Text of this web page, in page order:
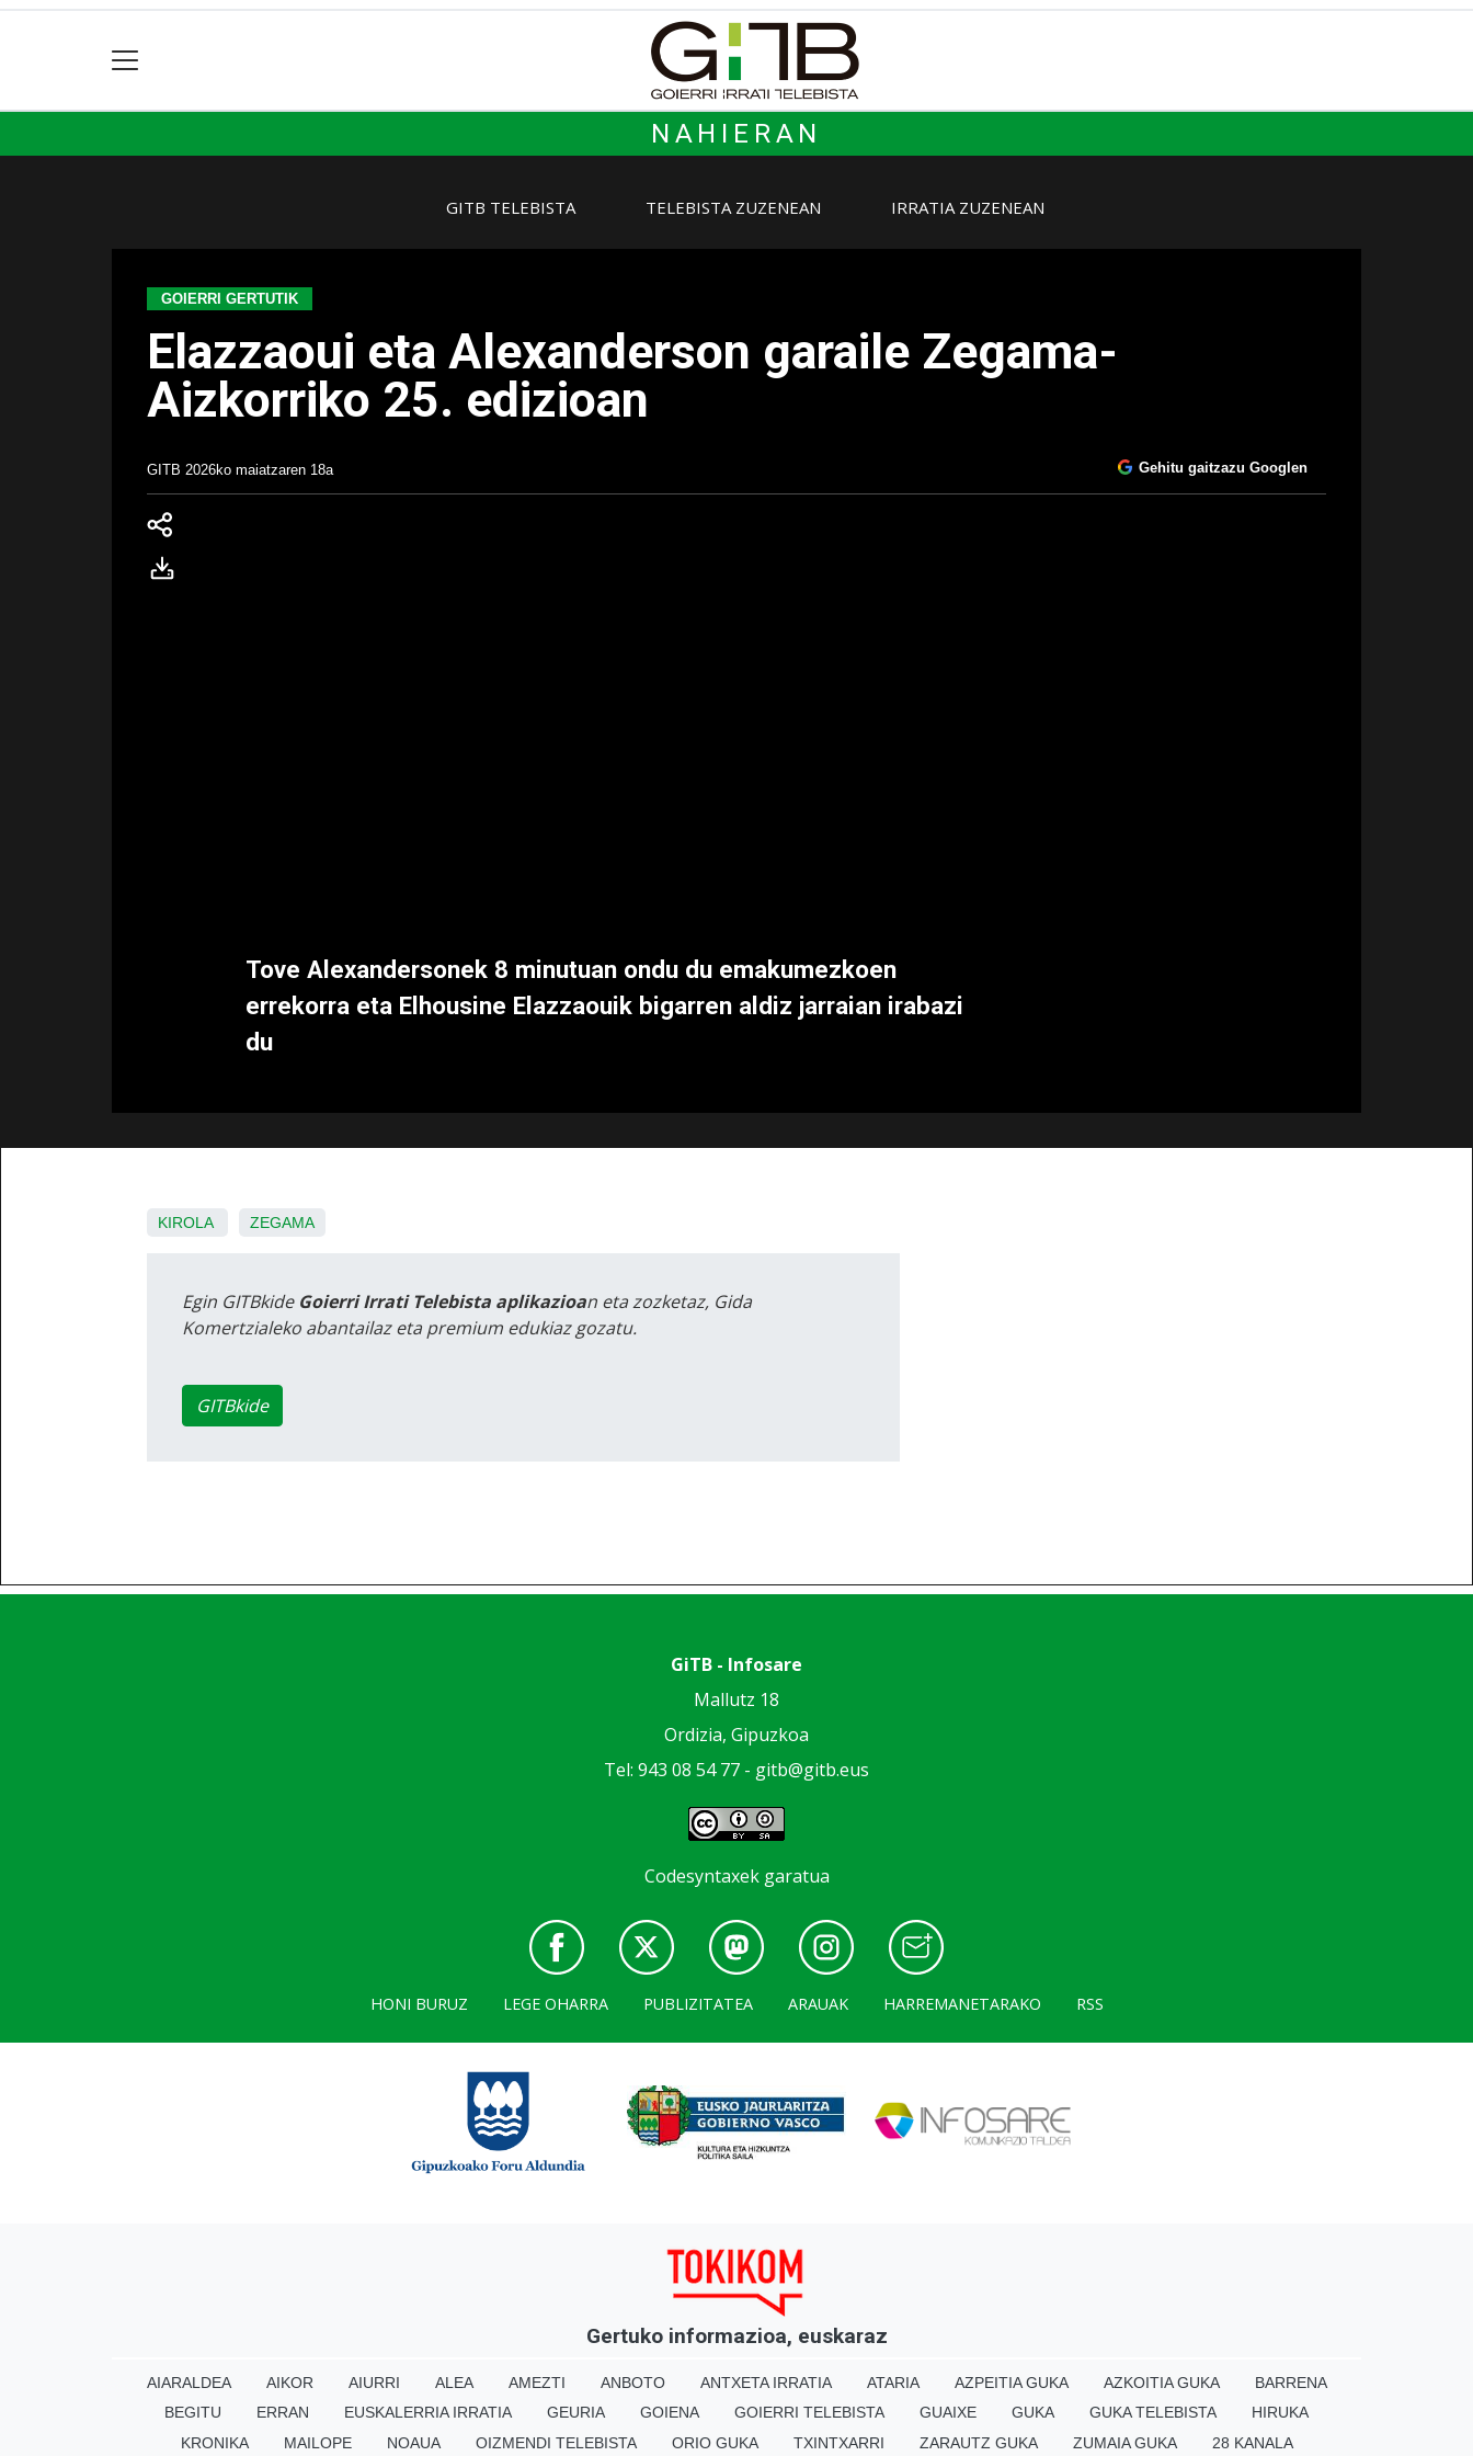
NAHIERAN
GITB TELEBISTA TELEBISTA ZUZENEAN IRRATIA ZUZENEAN
GOIERRI GERTUTIK
Elazzaoui eta Alexanderson garaile Zegama-
Aizkorriko 25. edizioan
GITB 2026ko maiatzaren 18a Gehitu gaitzazu Googlen
Tove Alexandersonek 8 minutuan ondu du emakumezkoen
errekorra eta Elhousine Elazzaouik bigarren aldiz jarraian irabazi
du
KIROLA ZEGAMA
Egin GITBkide Goierri Irrati Telebista aplikazioan eta zozketaz, Gida
Komertzialeko abantailaz eta premium edukiaz gozatu.
GITBkide
GiTB - Infosare
Mallutz 18
Ordizia, Gipuzkoa
Tel: 943 08 54 77 - gitb@gitb.eus
Codesyntaxek garatua
HONI BURUZ LEGE OHARRA PUBLIZITATEA ARAUAK HARREMANETARAKO RSS
Gertuko informazioa, euskaraz
AIARALDEA AIKOR AIURRI ALEA AMEZTI ANBOTO ANTXETA IRRATIA ATARIA AZPEITIA GUKA AZKOITIA GUKA
BARRENA
BEGITU
ERRAN EUSKALERRIA IRRATIA GEURIA GOIENA GOIERRI TELEBISTA GUAIXE GUKA GUKA TELEBISTA
HIRUKA
KRONIKA
MAILOPE NOAUA OIZMENDI TELEBISTA ORIO GUKA TXINTXARRI ZARAUTZ GUKA ZUMAIA GUKA 28 KANALA